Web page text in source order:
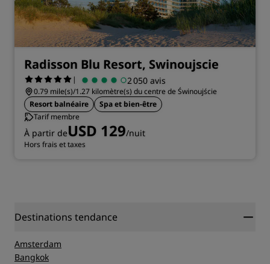
Radisson Blu Resort, Swinoujscie
| 2 050 avis
0.79 mile(s)/1.27 kilomètre(s) du centre de Świnoujście
Resort balnéaire
Spa et bien-être
Tarif membre
À partir deUSD 129/nuit
Hors frais et taxes
Destinations tendance
Amsterdam
Bangkok